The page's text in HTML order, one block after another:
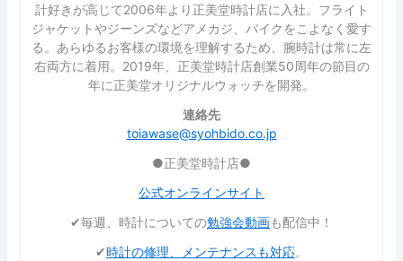
計好きが高じて2006年より正美堂時計店に入社。フライト
ジャケットやジーンズなどアメカジ、バイクをこよなく愛す
る。あらゆるお客様の環境を理解するため、腕時計は常に左
右両方に着用。2019年、正美堂時計店創業50周年の節目の
年に正美堂オリジナルウォッチを開発。
連絡先
toiawase@syohbido.co.jp
●正美堂時計店●
公式オンラインサイト
✔︎毎週、時計についての勉強会動画も配信中！
✔︎時計の修理、メンテナンスも対応。